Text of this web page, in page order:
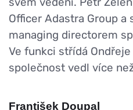
Officer Adastra Group a
managing directorem
Ve funkci střídá Ondřeje
společnost vedl více
František Doupal